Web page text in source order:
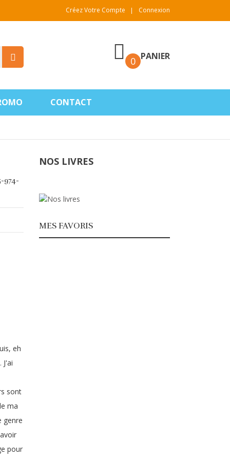
Créez Votre Compte Connexion
PANIER
0
CONTACT
974-
eh
sont
ma
genre
pour
NOS LIVRES
MES FAVORIS